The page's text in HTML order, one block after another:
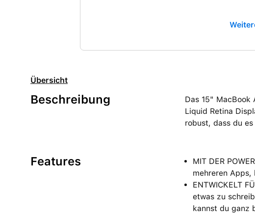
Übersicht
Beschreibung
Das 15"
Liquid Retina
robust, dass du
Features
MIT DER
mehreren Apps,
ENTWICKELT
etwas zu
kannst du ganz